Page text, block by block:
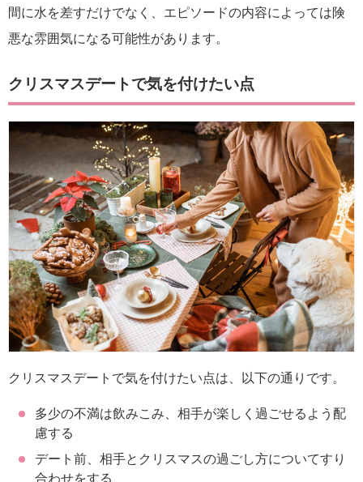
間に水を差すだけでなく、エピソードの内容によっては険
悪な雰囲気になる可能性があります。
クリスマスデートで気を付けたい点
クリスマスデートで気を付けたい点は、以下の通りです。
多少の不満は飲みこみ、相手が楽しく過ごせるよう配
慮する
デート前、相手とクリスマスの過ごし方についてすり
合わせをする